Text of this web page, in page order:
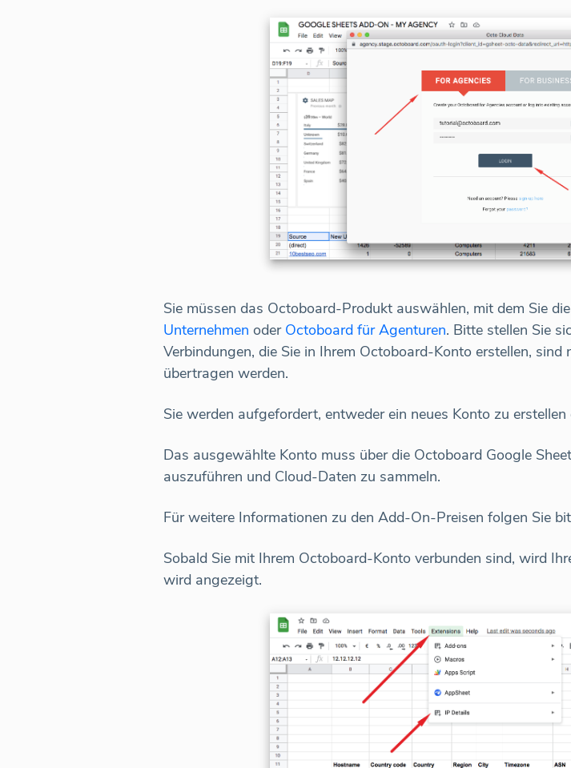
Sie müssen das Octoboard-Produkt auswählen, mit dem Sie
Unternehmen oder Octoboard für Agenturen. Bitte stellen Sie
Verbindungen, die Sie in Ihrem Octoboard-Konto erstellen,
übertragen werden.
Sie werden aufgefordert, entweder ein neues Konto zu
Das ausgewählte Konto muss über die Octoboard Google
auszuführen und Cloud-Daten zu sammeln.
Für weitere Informationen zu den Add-On-Preisen folgen Sie
Sobald Sie mit Ihrem Octoboard-Konto verbunden sind, wird
wird angezeigt.